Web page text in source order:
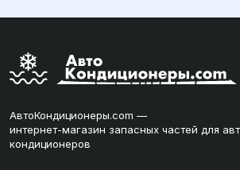
АвтоКондиционеры.com —
интернет-магазин запасных частей для
кондиционеров